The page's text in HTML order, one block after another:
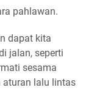
pahlawan.
dapat kita
jalan, seperti
sesama
aturan lalu lintas